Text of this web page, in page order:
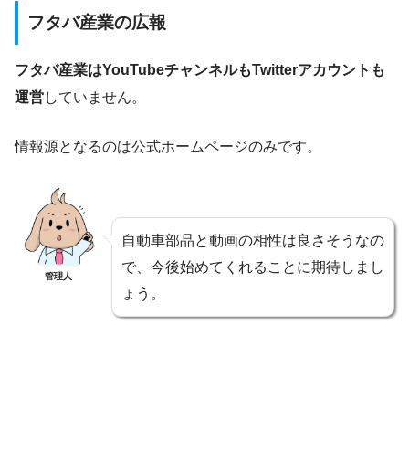
フタバ産業の広報
フタバ産業はYouTubeチャンネルもTwitterアカウントも
運営していません。
情報源となるのは公式ホームページのみです。
管理人
自動車部品と動画の相性は良さそうなの
で、今後始めてくれることに期待しまし
ょう。